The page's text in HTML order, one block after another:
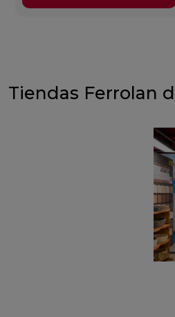
Tiendas Ferrolan